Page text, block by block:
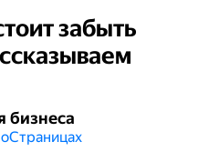
забыть
бизнеса